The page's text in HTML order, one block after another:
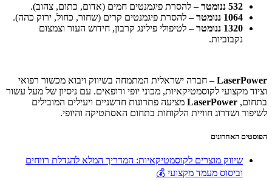
532 ננומטר
– להסרת פיגמנטים חמים (אדום, כתום, צהוב).
1064 ננומטר
– להסרת פיגמנטים קרים (שחור, כחול, ירוק כהה).
1320 ננומטר
– לטיפולי פילינג קרבון, חידוש העור וצמצום
נקבוביות.
LaserPower – חברה ישראלית המתמחה בשיווק ויבוא מכשור רפואי
וציוד מקצועי לקוסמטיקאיות, מכוני יופי ורופאים. עם ניסיון של מעל עשור
בתחום, LaserPower מציעה פתרונות חדשניים ויעילים המובילים
לשיפור ושדרוג חוויית הלקוחות בתחום האסתטיקה והיופי.
הפוסטים האחרונים
שיווק מוצרים לקוסמטיקאיות: המדריך המלא להגדלת רווחים
וביסוס מעמד מקצועי 💰